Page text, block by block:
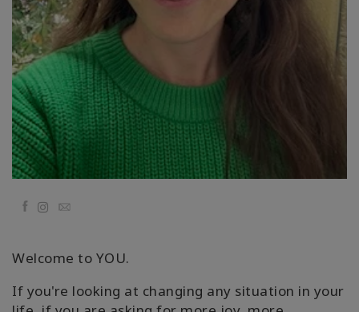
Facilitateurs
Shop
More
Actualités
FacebookEmail
Welcome to YOU.
If you're looking at changing any situation in your